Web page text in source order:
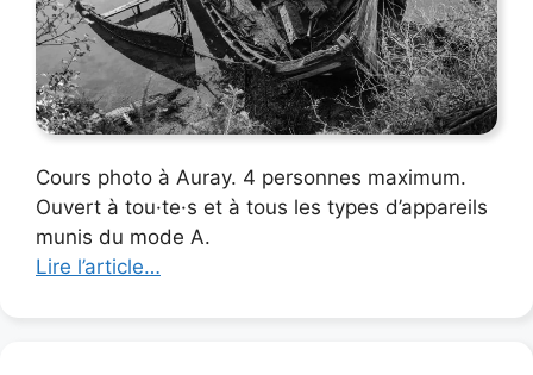
Cours photo à Auray. 4 personnes maximum.
Ouvert à tou·te·s et à tous les types d’appareils
munis du mode A.
Lire l’article…